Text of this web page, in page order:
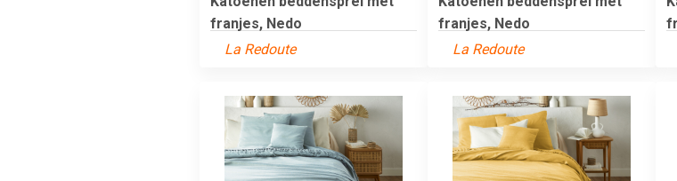
franjes, Nedo
La Redoute
franjes, Nedo
La Redoute